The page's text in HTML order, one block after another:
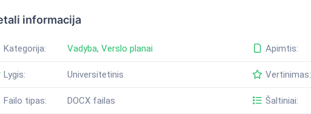
informacija
Kategorija: Vadyba, Verslo planai
Lygis: Universitetinis
Failo tipas: DOCX failas
Apimtis:
Vertinimas:
Šaltiniai: